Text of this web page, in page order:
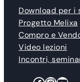
Download per i
Progetto Melixa
Compro e
Video lezioni
Incontri,